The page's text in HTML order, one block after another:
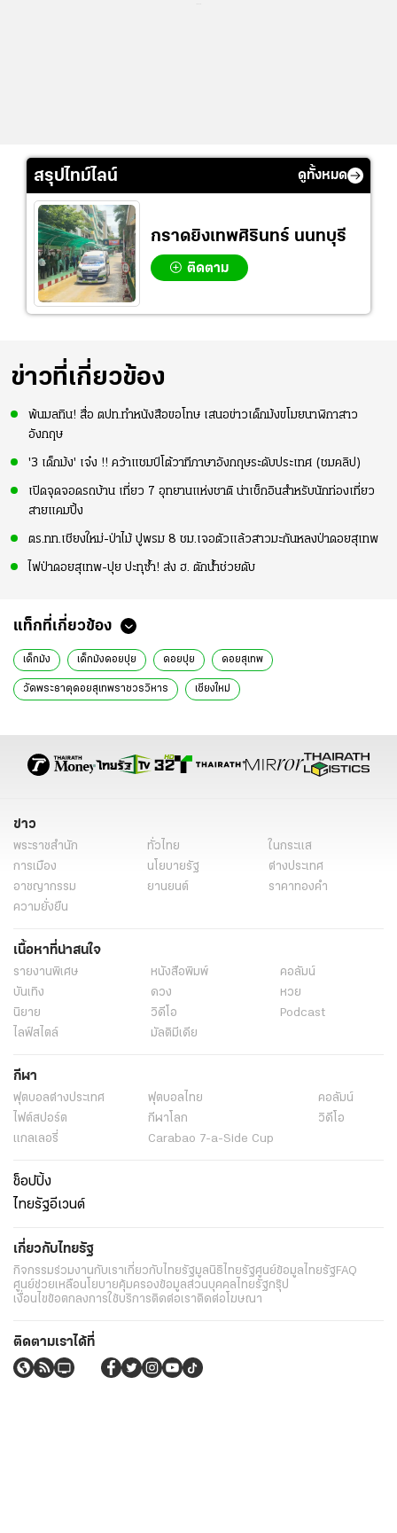
สรุปไทม์ไลน์ ดูทั้งหมด
กราดยิงเทพศิรินทร์ นนทบุรี
ติดตาม
ข่าวที่เกี่ยวข้อง
พ้นมลทิน! สื่อ ตปท.ทำหนังสือขอโทษ เสนอข่าวเด็กม้งขโมยนาฬิกาสาว
อังกฤษ
'3 เด็กม้ง' เจ๋ง !! คว้าแชมป์โต้วาทีภาษาอังกฤษระดับประเทศ (ชมคลิป)
เปิดจุดจอดรถบ้าน เที่ยว 7 อุทยานแห่งชาติ น่าเช็กอินสำหรับนักท่องเที่ยว
สายแคมปิ้ง
ตร.ทท.เชียงใหม่-ป่าไม้ ปูพรม 8 ชม.เจอตัวแล้วสาวมะกันหลงป่าดอยสุเทพ
ไฟป่าดอยสุเทพ-ปุย ปะทุซ้ำ! ส่ง ฮ. ตักน้ำช่วยดับ
แท็กที่เกี่ยวข้อง
เด็กม้ง เด็กม้งดอยปุย ดอยปุย ดอยสุเทพ
วัดพระธาตุดอยสุเทพราชวรวิหาร เชียงใหม่
ข่าว
พระราชสำนัก ทั่วไทย
ในกระแส
การเมือง
นโยบายรัฐ
ต่างประเทศ
อาชญากรรม
ยานยนต์
ราคาทองคำ
ความยั่งยืน
เนื้อหาที่น่าสนใจ
รายงานพิเศษ หนังสือพิมพ์
คอลัมน์
บันเทิง
ดวง
หวย
นิยาย
วิดีโอ
Podcast
ไลฟ์สไตล์
มัลติมีเดีย
กีฬา
ฟุตบอลต่่างประเทศ ฟุตบอลไทย
คอลัมน์
ไฟต์สปอร์ต
กีฬาโลก
วิดีโอ
แกลเลอรี่
Carabao 7-a-Side Cup
ช็อปปิ้ง
ไทยรัฐอีเวนต์
เกี่ยวกับไทยรัฐ
กิจกรรมร่วมงานกับเราเกี่ยวกับไทยรัฐมูลนิธิไทยรัฐศูนย์ข้อมูลไทยรัฐFAQ
ศูนย์ช่วยเหลือนโยบายคุ้มครองข้อมูลส่วนบุคคลไทยรัฐกรุ๊ป
เงื่อนไขข้อตกลงการใช้บริการติดต่อเราติดต่อโฆษณา
ติดตามเราได้ที่